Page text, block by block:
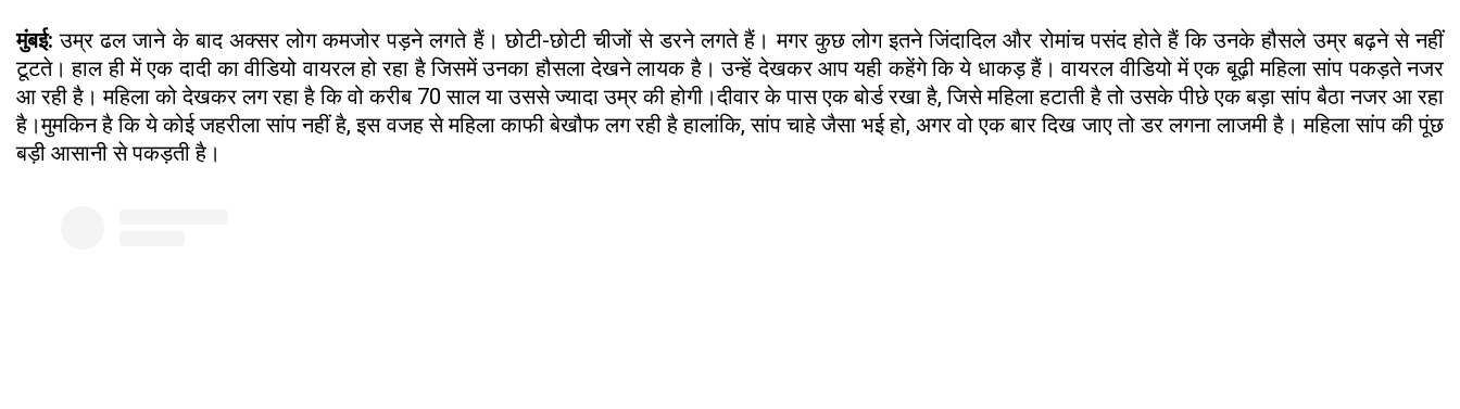
मुंबई: उम्र ढल जाने के बाद अक्सर लोग कमजोर पड़ने लगते हैं। छोटी-छोटी चीजों से डरने लगते हैं। मगर कुछ लोग इतने जिंदादिल और रोमांच पसंद होते हैं कि उनके हौसले उम्र बढ़ने से नहीं
टूटते। हाल ही में एक दादी का वीडियो वायरल हो रहा है जिसमें उनका हौसला देखने लायक है। उन्हें देखकर आप यही कहेंगे कि ये धाकड़ हैं। वायरल वीडियो में एक बूढ़ी महिला सांप पकड़ते नजर
आ रही है। महिला को देखकर लग रहा है कि वो करीब 70 साल या उससे ज्यादा उम्र की होगी।दीवार के पास एक बोर्ड रखा है, जिसे महिला हटाती है तो उसके पीछे एक बड़ा सांप बैठा नजर आ रहा
है।मुमकिन है कि ये कोई जहरीला सांप नहीं है, इस वजह से महिला काफी बेखौफ लग रही है हालांकि, सांप चाहे जैसा भई हो, अगर वो एक बार दिख जाए तो डर लगना लाजमी है। महिला सांप की पूंछ
बड़ी आसानी से पकड़ती है।